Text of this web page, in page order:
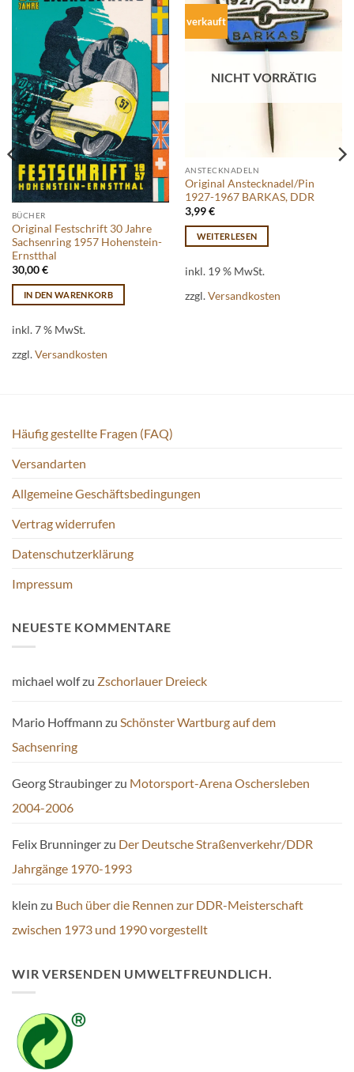
BÜCHER
Original Festschrift 30 Jahre
Sachsenring 1957 Hohenstein-
Ernstthal
30,00€
IN DEN WARENKORB
inkl. 7 % MwSt.
zzgl.Versandkosten
verkauft
NICHT VORRÄTIG
ANSTECKNADELN
Original Anstecknadel/Pin
1927-1967 BARKAS, DDR
3,99€
WEITERLESEN
inkl. 19 % MwSt.
zzgl.Versandkosten
Häufig gestellte Fragen (FAQ)
Versandarten
Allgemeine Geschäftsbedingungen
Vertrag widerrufen
Datenschutzerklärung
Impressum
NEUESTE KOMMENTARE
michael wolfzu Zschorlauer Dreieck
Mario Hoffmann zu Schönster Wartburg auf dem
Sachsenring
Georg Straubingerzu Motorsport-Arena Oschersleben
2004-2006
Felix Brunningerzu Der Deutsche Straßenverkehr/DDR
Jahrgänge 1970-1993
klein zu Buch über die Rennen zur DDR-Meisterschaft
zwischen 1973 und 1990 vorgestellt
WIR VERSENDEN UMWELTFREUNDLICH.